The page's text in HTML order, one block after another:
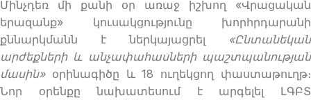
Մինչդեռ մի քանի օր առաջ իշխող «Վրացական
երազանք» կուսակցությունը խորհրդարանի
քննարկմանն է ներկայացրել «Ընտանեկան
արժեքների և անչափահասների պաշտպանության
մասին» օրինագիծը և 18 ուղեկցող փաստաթուղթ։
Նոր օրենքը նախատեսում է արգելել ԼԳԲՏ